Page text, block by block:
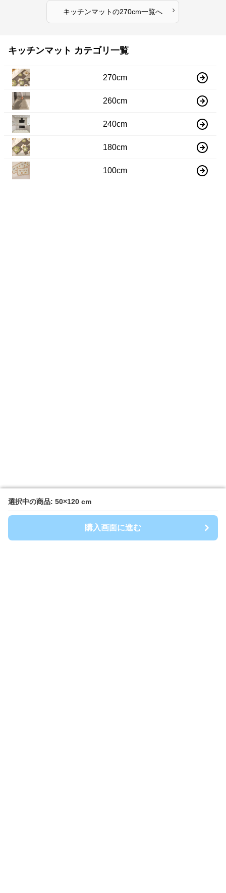
選択中の商品: 50×120 cm
購入画面に進む
選択中の商品: 50×120 cm
購入画面に進む
キッチンマットの270cm一覧へ ›
キッチンマット カテゴリ一覧
270cm
260cm
240cm
180cm
100cm